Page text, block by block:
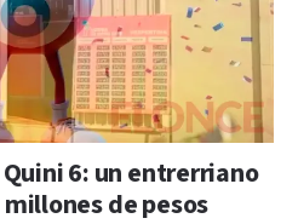
6: un entrerriano
de pesos